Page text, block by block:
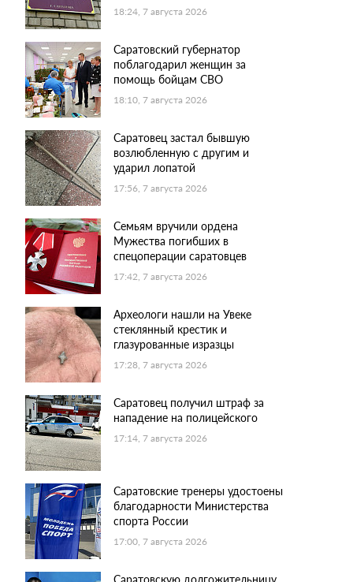
18:24, 7 августа 2026
Саратовский губернатор
поблагодарил женщин за
помощь бойцам СВО
18:10, 7 августа 2026
Саратовец застал бывшую
возлюбленную с другим и
ударил лопатой
17:56, 7 августа 2026
Семьям вручили ордена
Мужества погибших в
спецоперации саратовцев
17:42, 7 августа 2026
Археологи нашли на Увеке
стеклянный крестик и
глазурованные изразцы
17:28, 7 августа 2026
Саратовец получил штраф за
нападение на полицейского
17:14, 7 августа 2026
Саратовские тренеры удостоены
благодарности Министерства
спорта России
17:00, 7 августа 2026